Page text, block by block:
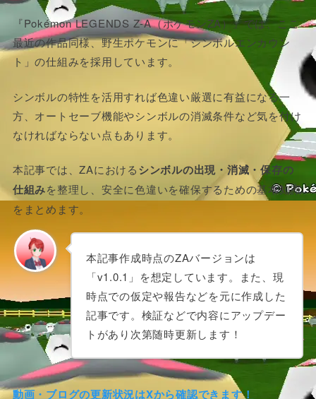
『Pokémon LEGENDS Z-A（ポケモンZA）』では、ここ
最近の作品同様、野生ポケモンに「シンボルエンカウン
ト」の仕組みを採用しています。
シンボルの特性を活用すれば色違い厳選に有益になる一
方、オートセーブ機能やシンボルの消滅条件など気を付け
なければならない点もあります。
本記事では、ZAにおけるシンボルの出現・消滅・保存の
仕組みを整理し、安全に色違いを確保するための基本知識
をまとめます。
本記事作成時点のZAバージョンは
「v1.0.1」を想定しています。また、現
時点での仮定や報告などを元に作成した
記事です。検証などで内容にアップデー
トがあり次第随時更新します！
動画・ブログの更新状況はXから確認できます！